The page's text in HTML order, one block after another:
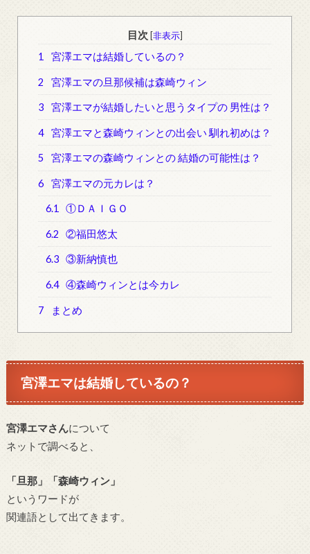
目次 [非表示]
1 宮澤エマは結婚しているの？
2 宮澤エマの旦那候補は森崎ウィン
3 宮澤エマが結婚したいと思うタイプの 男性は？
4 宮澤エマと森崎ウィンとの出会い 馴れ初めは？
5 宮澤エマの森崎ウィンとの 結婚の可能性は？
6 宮澤エマの元カレは？
6.1 ①ＤＡＩＧＯ
6.2 ②福田悠太
6.3 ③新納慎也
6.4 ④森崎ウィンとは今カレ
7 まとめ
宮澤エマは結婚しているの？
宮澤エマさんについて
ネットで調べると、
「旦那」「森崎ウィン」
というワードが
関連語として出てきます。